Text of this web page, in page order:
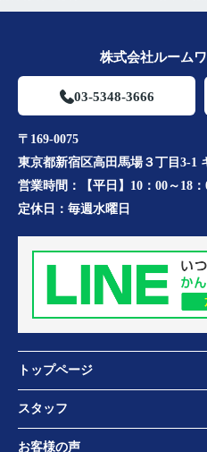
株式会社ルーム
03-5348-3666
〒169-0075
東京都新宿区高田馬場３丁目3-1
営業時間：
【平日】10：00～18
定休日： 毎週水曜日
トップページ
スタッフ
お客様の声